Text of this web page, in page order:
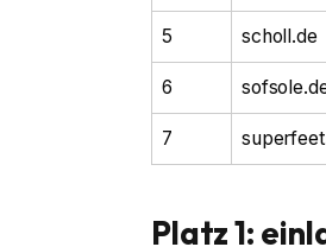
5 scholl.de
6
7
Platz 1: